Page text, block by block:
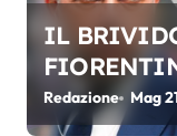
i IL
05-2026
Redazione Mag